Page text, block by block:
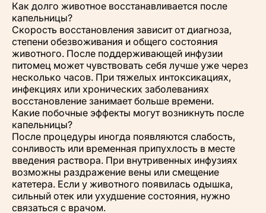
Как долго животное восстанавливается после
капельницы?
Скорость восстановления зависит от диагноза,
степени обезвоживания и общего состояния
животного. После поддерживающей инфузии
питомец может чувствовать себя лучше уже через
несколько часов. При тяжелых интоксикациях,
инфекциях или хронических заболеваниях
восстановление занимает больше времени.
Какие побочные эффекты могут возникнуть после
капельницы?
После процедуры иногда появляются слабость,
сонливость или временная припухлость в месте
введения раствора. При внутривенных инфузиях
возможны раздражение вены или смещение
катетера. Если у животного появилась одышка,
сильный отек или ухудшение состояния, нужно
связаться с врачом.